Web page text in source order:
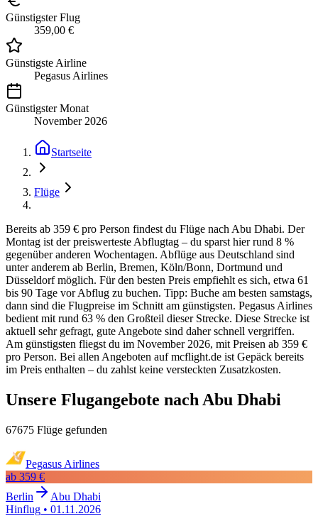
Günstigster Flug
359,00 €
Günstigste Airline
Pegasus Airlines
Günstigster Monat
November 2026
Startseite
Flüge
Bereits ab 359 € pro Person findest du Flüge nach Abu Dhabi. Der
Montag ist der preiswerteste Abflugtag – du sparst hier rund 8 %
gegenüber anderen Wochentagen. Abflüge aus Deutschland sind
unter anderem ab Berlin, Bremen, Köln/Bonn, Dortmund und
Düsseldorf möglich. Für den besten Preis empfiehlt es sich, etwa 61
bis 90 Tage vor Abflug zu buchen. Tipp: Buche am besten samstags,
dann sind die Flugpreise im Schnitt am günstigsten. Pegasus Airlines
bedient mit rund 63 % den Großteil dieser Strecke. Diese Strecke ist
aktuell sehr gefragt, gute Angebote sind daher schnell vergriffen.
Am günstigsten fliegst du im November 2026, mit Preisen ab 359 €
pro Person. Bei allen Angeboten auf mcflight.de ist Gepäck bereits
im Preis enthalten – du zahlst keine versteckten Zusatzkosten.
Unsere Flugangebote nach Abu Dhabi
67675 Flüge gefunden
Pegasus Airlines
ab 359 €
Berlin
Abu Dhabi
Hinflug • 01.11.2026